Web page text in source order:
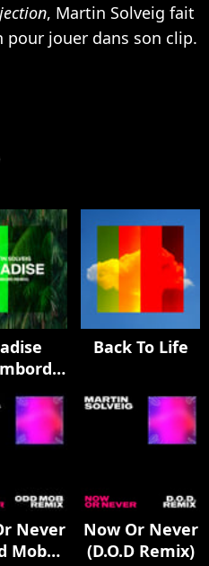
, Martin Solveig fait
pour jouer dans son clip.
Back To Life
Never
Mob
Now Or Never
(D.O.D Remix)